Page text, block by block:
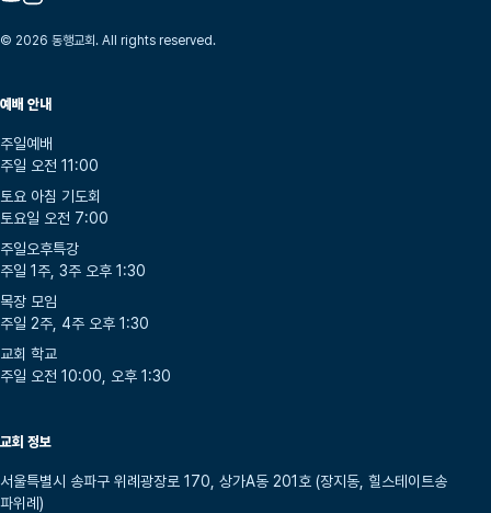
© 2026 동행교회. All rights reserved.
예배 안내
주일예배
주일 오전 11:00
토요 아침 기도회
토요일 오전 7:00
주일오후특강
주일 1주, 3주 오후 1:30
목장 모임
주일 2주, 4주 오후 1:30
교회 학교
주일 오전 10:00, 오후 1:30
교회 정보
서울특별시 송파구 위례광장로 170, 상가A동 201호 (장지동, 힐스테이트송
파위례)